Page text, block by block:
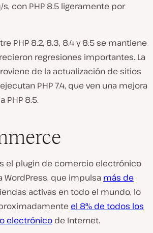
s, con PHP 8.5 ligeramente por
PHP 8.2, 8.3, 8.4 y 8.5 se mantiene
regresiones importantes. La
de la actualización de sitios
PHP 7.4, que ven una mejora
PHP 8.5.
el plugin de comercio electrónico
WordPress, que impulsa más de
activas en todo el mundo, lo
el 8% de todos los
electrónico de Internet.